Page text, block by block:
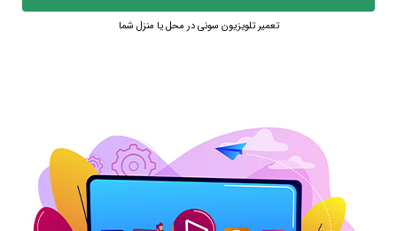
تعمیر تلویزیون سونی در محل یا منزل شما